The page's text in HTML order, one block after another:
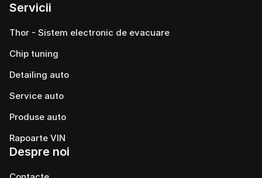
Servicii
Thor - Sistem electronic de evacuare
Chip tuning
Detailing auto
Service auto
Produse auto
Rapoarte VIN
Despre noi